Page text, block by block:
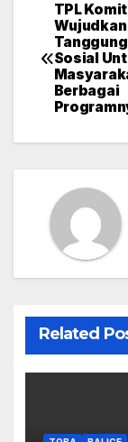
Post
TPL Komit
Wujudkan
Sosial
Berbagai
Related